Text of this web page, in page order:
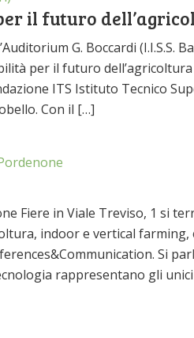
il futuro
G. Boccardi (I.I.S.S.
per il futuro
ITS Istituto Tecnico
Con il […]
Fiere in Viale Treviso, 1 si
indoor e vertical farming,
Si
rappresentano gli